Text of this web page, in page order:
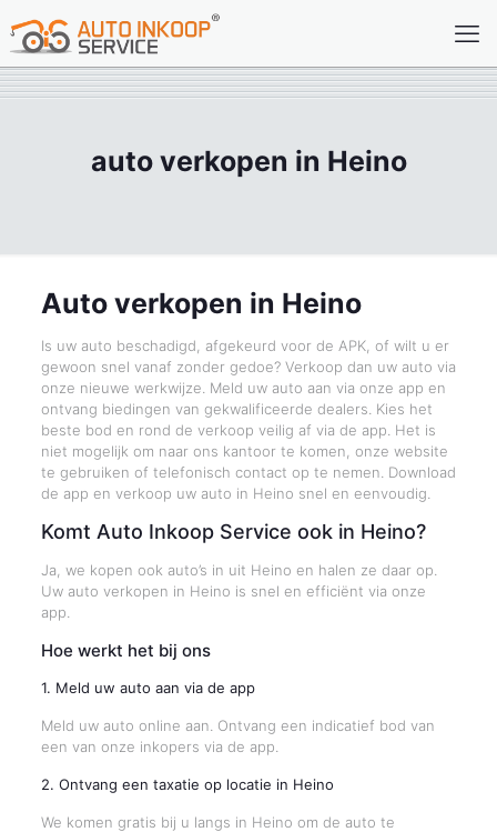
auto verkopen in Heino
Auto verkopen in Heino
Is uw auto beschadigd, afgekeurd voor de APK, of wilt u er
gewoon snel vanaf zonder gedoe? Verkoop dan uw auto via
onze nieuwe werkwijze. Meld uw auto aan via onze app en
ontvang biedingen van gekwalificeerde dealers. Kies het
beste bod en rond de verkoop veilig af via de app. Het is
niet mogelijk om naar ons kantoor te komen, onze website
te gebruiken of telefonisch contact op te nemen. Download
de app en verkoop uw auto in Heino snel en eenvoudig.
Komt Auto Inkoop Service ook in Heino?
Ja, we kopen ook auto’s in uit Heino en halen ze daar op.
Uw auto verkopen in Heino is snel en efficiënt via onze
app.
Hoe werkt het bij ons
1. Meld uw auto aan via de app
Meld uw auto online aan. Ontvang een indicatief bod van
een van onze inkopers via de app.
2. Ontvang een taxatie op locatie in Heino
We komen gratis bij u langs in Heino om de auto te